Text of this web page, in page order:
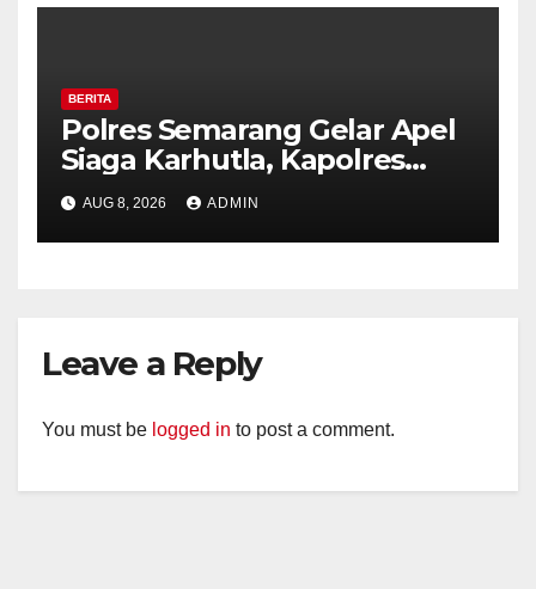
BERITA
Polres Semarang Gelar Apel
Siaga Karhutla, Kapolres
Tekankan Sinergi dan
Kesiapsiagaan Hadapi Musim
Kemarau.
AUG 8, 2026 ADMIN
Leave a Reply
You must be logged in to post a comment.